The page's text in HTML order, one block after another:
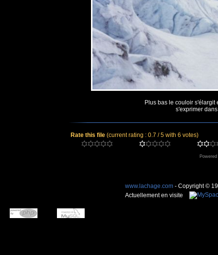
Plus bas le couloir
s'exprimer
Rate this file (current rating : 0.7 / 5 with 6 votes)
www.lachage.com - Copyright ©
Actuellement en visite